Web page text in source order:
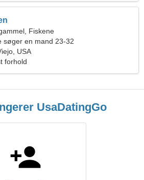
Fiskene
søger en mand 23-32
USA
forhold
UsaDatingGo